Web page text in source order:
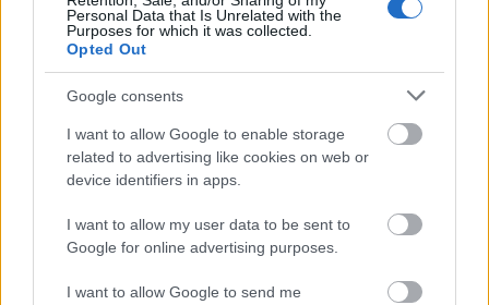
Personal Data that Is Unrelated with the
Purposes for which it was collected.
Opted Out
Google consents
I want to allow Google to enable storage
related to advertising like cookies on web or
device identifiers in apps.
I want to allow my user data to be sent to
Google for online advertising purposes.
I want to allow Google to send me
novemberben – tehát két hónappal az első
bebörtönzés után – egy tizenéves amis
„kivilágítatlan”, pontosabban fényvisszaverő
háromszöget nélkülöző bricskájába
balesetben.
Több másik halálos közlekedési baleset is
történt tavaly Kentuckyban, de azokban nem
tudni, hogy szintén szerepet játszott-e a
Telegraph című brit lap.